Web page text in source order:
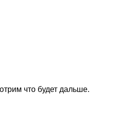
что будет дальше.